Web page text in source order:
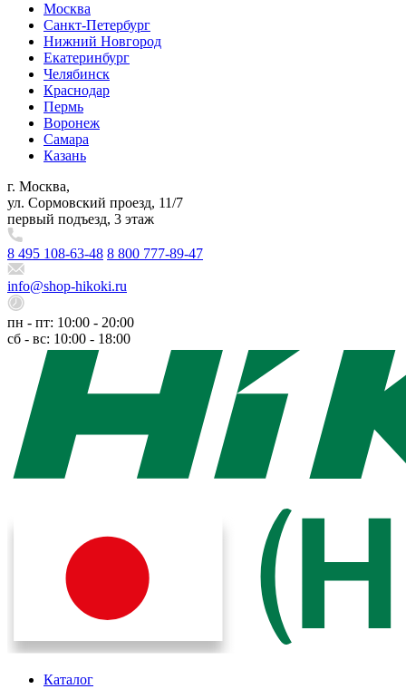
Москва
Санкт-Петербург
Нижний Новгород
Екатеринбург
Челябинск
Краснодар
Пермь
Воронеж
Самара
Казань
г. Москва,
ул. Сормовский проезд, 11/7
первый подъезд, 3 этаж
8 495 108-63-48 8 800 777-89-47
info@shop-hikoki.ru
пн - пт: 10:00 - 20:00
сб - вс: 10:00 - 18:00
Каталог